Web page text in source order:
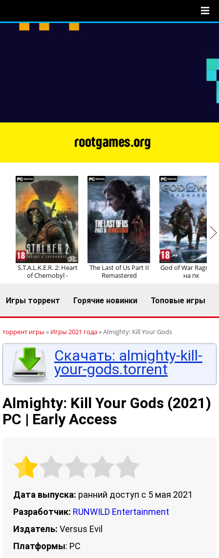
Регистрация Вход
S.T.A.L.K.E.R. 2: Heart
of Chernobyl -
The Last of Us Part II
Remastered
God of War
на пк
Игры торрент Горячие новинки Топовые игры
торрент игры » Игры 2021 года» Almighty: Kill Your Gods
Скачать: almighty-kill-
your-gods.torrent
Almighty: Kill Your Gods (2021)
PC | Early Access
Дата выпуска: ранний доступ с 5 мая 2021
Разработчик: RUNWILD Entertainment
Издатель: Versus Evil
Платформы: PC